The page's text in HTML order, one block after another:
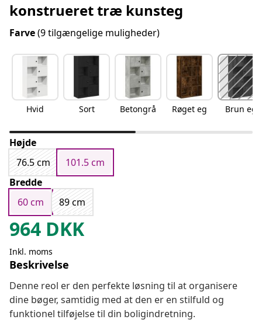
konstrueret træ kunsteg
Farve(9 tilgængelige muligheder)
Hvid Sort Betongrå Røget eg Brun eg
Højde
76.5 cm
101.5 cm
Bredde
60 cm
89 cm
964 DKK
Inkl. moms
Beskrivelse
Denne reol er den perfekte løsning til at organisere
dine bøger, samtidig med at den er en stilfuld og
funktionel tilføjelse til din boligindretning.